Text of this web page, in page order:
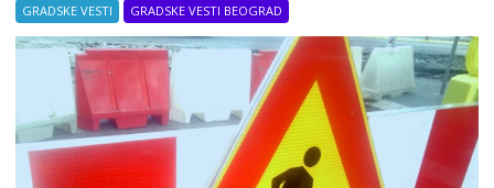
GRADSKE VESTI
GRADSKE VESTI BEOGRAD